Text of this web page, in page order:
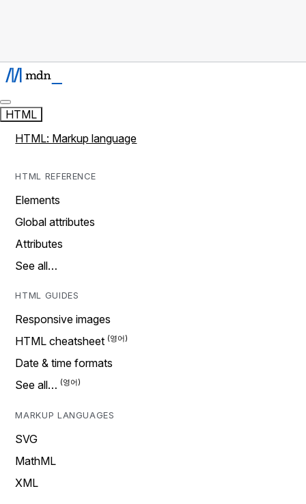
HTML
HTML: Markup language
HTML REFERENCE
Elements
Global attributes
Attributes
See all…
HTML GUIDES
Responsive images
HTML cheatsheet
Date & time formats
See all…
MARKUP LANGUAGES
SVG
MathML
XML